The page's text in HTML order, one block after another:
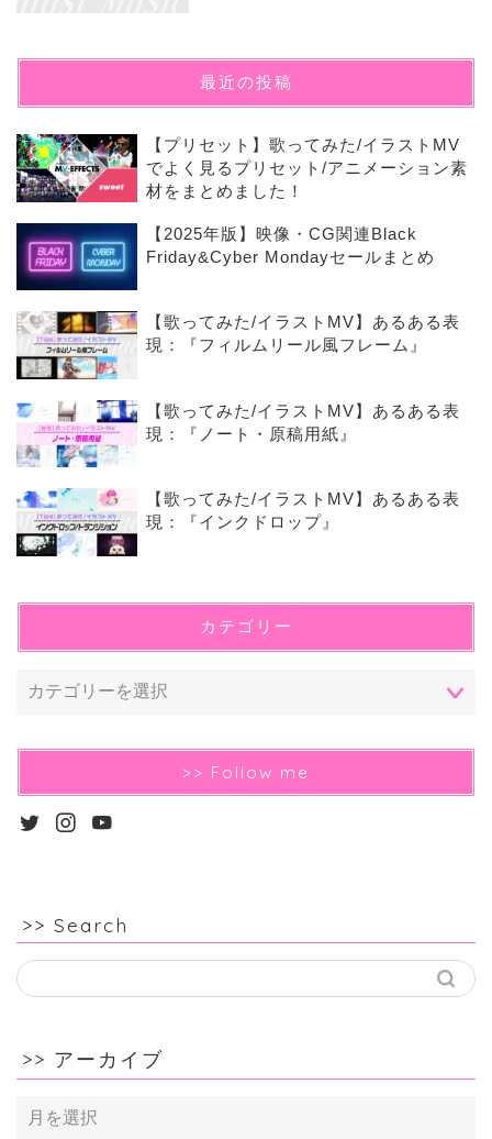
最近の投稿
【プリセット】歌ってみた/イラストMV
でよく見るプリセット/アニメーション素
材をまとめました！
【2025年版】映像・CG関連Black
Friday&Cyber Mondayセールまとめ
【歌ってみた/イラストMV】あるある表
現：『フィルムリール風フレーム』
【歌ってみた/イラストMV】あるある表
現：『ノート・原稿用紙』
【歌ってみた/イラストMV】あるある表
現：『インクドロップ』
カテゴリー
>> Follow me
>> Search
>> アーカイブ
ア